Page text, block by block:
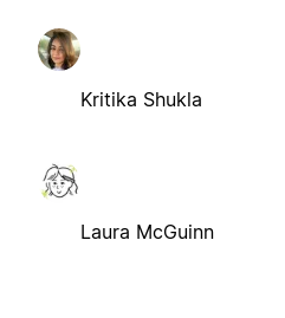
Kritika Shukla
Laura McGuinn